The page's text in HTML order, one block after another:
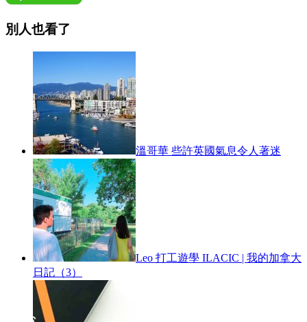
別人也看了
溫哥華 些許英國氣息令人著迷
Leo 打工遊學 ILACIC | 我的加拿大
日記（3）